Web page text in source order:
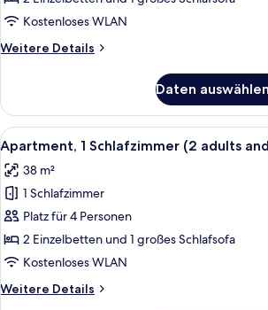
anzeigen
Kostenloses WLAN
Weitere Details
Weitere
1
Schlafzimmer
Daten
Alle
Fotos
für
Apartment,
1
Schlafzimmer
(2
and
Ein
10
Apartment, 1 Schlafzimmer (2 adults
38 m²
1 Schlafzimmer
Platz für 4 Personen
2 Einzelbetten und 1 großes Schlafsofa
Kostenloses WLAN
Weitere Details
Weitere